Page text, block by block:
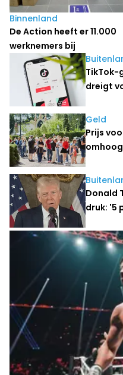
Binnenland
De Action heeft er 11.000
werknemers bij
TikTok-
dreigt
Geld
Prijs
omhoog
Donald
druk: '5
Sport